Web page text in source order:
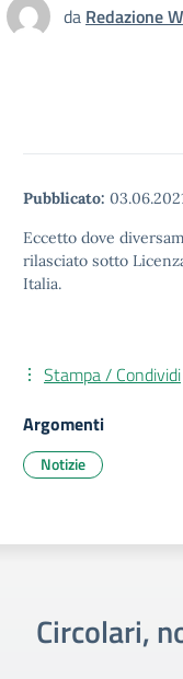
da Redazione
Pubblicato:
Eccetto dove
rilasciato sotto
Italia.
Stampa / Condividi
Argomenti
Notizie
Circolari,